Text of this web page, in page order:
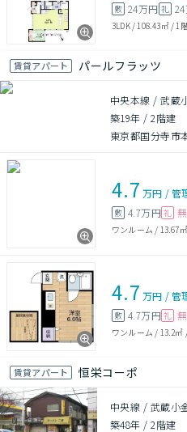
敷 24万円 礼
3LDK/ 108.43㎡/ 1
賃貸アパート パールフラッツ
中央本線 / 武蔵
築19年 /2階建
東京都国分寺市
4.7 万円 /管
敷 4.7万円 礼
ワンルーム / 13.67㎡
4.7 万円 /管
敷 4.7万円 礼
ワンルーム / 13.2㎡
賃貸アパート 恒栄コーポ
中央線 / 武蔵小
築48年 /2階建